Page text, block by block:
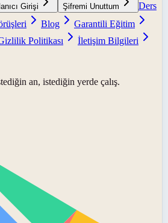
Girişi Şifremi Unuttum
Ders
Blog
Garantili Eğitim
Politikası
İletişim Bilgileri
an, istediğin yerde çalış.